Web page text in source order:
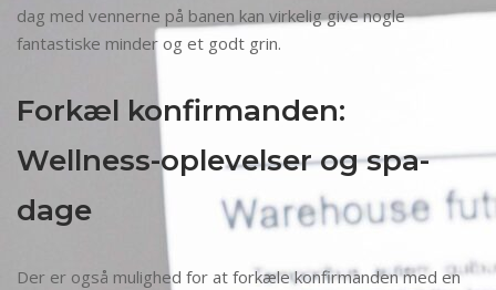
dag med vennerne på banen kan virkelig give nogle
fantastiske minder og et godt grin.
Forkæl konfirmanden:
Wellness-oplevelser og spa-
dage
Der er også mulighed for at forkæle konfirmanden med en